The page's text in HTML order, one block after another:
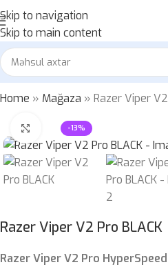
Skip to navigation
Skip to main content
Home » Mağaza » Razer Viper
-13%
Böyütmək üçün klikləyin
Razer Viper V2 Pro BLACK
Razer Viper V2 Pro